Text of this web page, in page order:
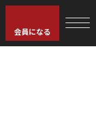
会員になる